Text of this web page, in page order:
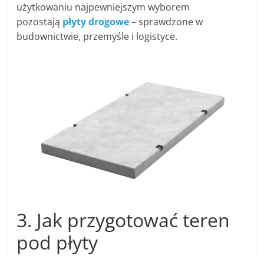
użytkowaniu najpewniejszym wyborem
pozostają płyty drogowe– sprawdzone w
budownictwie, przemyśle i logistyce.
3. Jak przygotować teren
pod płyty